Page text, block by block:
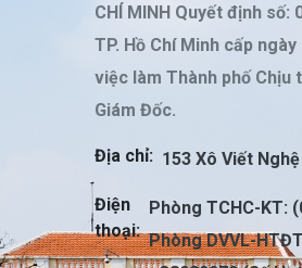
CHÍ MINH Quyết định
TP. Hồ Chí Minh cấp
việc làm Thành phố Chịu
Giám Đốc.
Địa chỉ: 153 Xô Viết
Điện
thoại:
Phòng TCHC-KT:
Phòng DVVL-